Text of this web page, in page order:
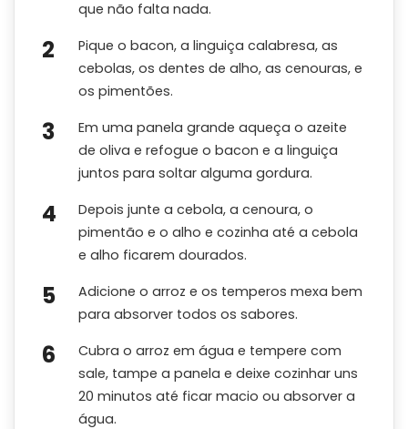
que não falta nada.
Pique o bacon, a linguiça calabresa, as
cebolas, os dentes de alho, as cenouras, e
os pimentões.
Em uma panela grande aqueça o azeite
de oliva e refogue o bacon e a linguiça
juntos para soltar alguma gordura.
Depois junte a cebola, a cenoura, o
pimentão e o alho e cozinha até a cebola
e alho ficarem dourados.
Adicione o arroz e os temperos mexa bem
para absorver todos os sabores.
Cubra o arroz em água e tempere com
sale, tampe a panela e deixe cozinhar uns
20 minutos até ficar macio ou absorver a
água.